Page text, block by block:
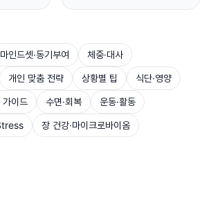
입니다.
니다.
마인드셋·동기부여
체중·대사
개인 맞춤 전략 상황별 팁
식단·영양
가이드 수면·회복
운동·활동
장 건강·마이크로바이옴